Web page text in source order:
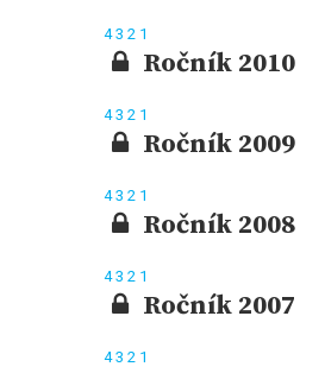
43 2 1
Ročník 2010
43 2 1
Ročník 2009
43 2 1
Ročník 2008
43 2 1
Ročník 2007
43 2 1